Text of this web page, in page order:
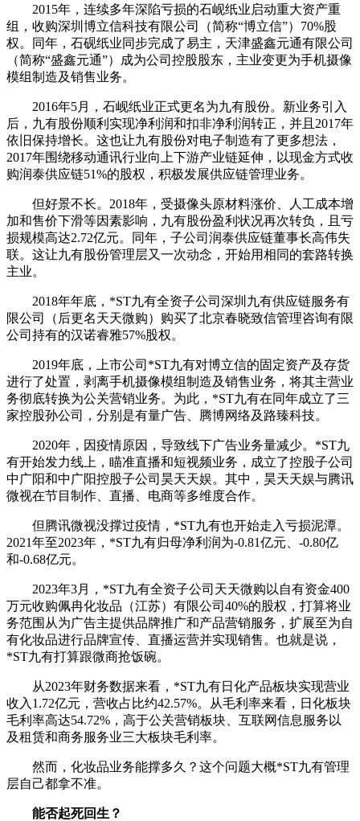
2015年，连续多年深陷亏损的石岘纸业启动重大资产重
组，收购深圳博立信科技有限公司（简称“博立信”）70%股
权。同年，石砚纸业同步完成了易主，天津盛鑫元通有限公司
（简称“盛鑫元通”）成为公司控股股东，主业变更为手机摄像
模组制造及销售业务。
2016年5月，石岘纸业正式更名为九有股份。新业务引入
后，九有股份顺利实现净利润和扣非净利润转正，并且2017年
依旧保持增长。这也让九有股份对电子制造有了更多想法，
2017年围绕移动通讯行业向上下游产业链延伸，以现金方式收
购润泰供应链51%的股权，积极发展供应链管理业务。
但好景不长。2018年，受摄像头原材料涨价、人工成本增
加和售价下滑等因素影响，九有股份盈利状况再次转负，且亏
损规模高达2.72亿元。同年，子公司润泰供应链董事长高伟失
联。这让九有股份管理层又一次动念，开始用相同的套路转换
主业。
2018年年底，*ST九有全资子公司深圳九有供应链服务有
限公司（后更名天天微购）购买了北京春晓致信管理咨询有限
公司持有的汉诺睿雅57%股权。
2019年底，上市公司*ST九有对博立信的固定资产及存货
进行了处置，剥离手机摄像模组制造及销售业务，将其主营业
务彻底转换为公关营销业务。为此，*ST九有在同年成立了三
家控股孙公司，分别是有量广告、腾博网络及路臻科技。
2020年，因疫情原因，导致线下广告业务量减少。*ST九
有开始发力线上，瞄准直播和短视频业务，成立了控股子公司
中广阳和中广阳控股子公司昊天天娱。其中，昊天天娱与腾讯
微视在节目制作、直播、电商等多维度合作。
但腾讯微视没撑过疫情，*ST九有也开始走入亏损泥潭。
2021年至2023年，*ST九有归母净利润为-0.81亿元、-0.80亿
和-0.68亿元。
2023年3月，*ST九有全资子公司天天微购以自有资金400
万元收购佩冉化妆品（江苏）有限公司40%的股权，打算将业
务范围从为广告主提供品牌推广和产品营销服务，扩展至为自
有化妆品进行品牌宣传、直播运营并实现销售。也就是说，
*ST九有打算跟微商抢饭碗。
从2023年财务数据来看，*ST九有日化产品板块实现营业
收入1.72亿元，营收占比约42.57%。从毛利率来看，日化板块
毛利率高达54.72%，高于公关营销板块、互联网信息服务以
及租赁和商务服务业三大板块毛利率。
然而，化妆品业务能撑多久？这个问题大概*ST九有管理
层自己都拿不准。
能否起死回生？